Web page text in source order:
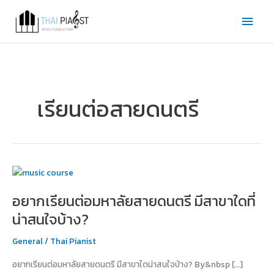
content
Main
Menu
เรียนต่อสายดนตรี
อยากเรียนต่อมหาลัยสายดนตรี มีสาขาใดที่
น่าสนใจบ้าง?
General/ Thai Pianist
อยากเรียนต่อมหาลัยสายดนตรี มีสาขาใดน่าสนใจบ้าง? By&nbsp […]
อยาก
ต่อม
หา
ลัย
สาย
มี